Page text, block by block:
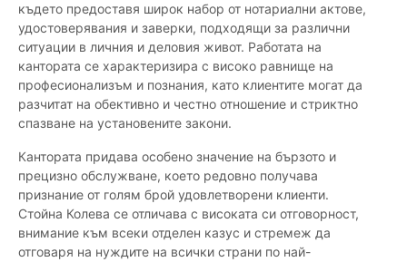
където предоставя широк набор от нотариални актове,
удостоверявания и заверки, подходящи за различни
ситуации в личния и деловия живот. Работата на
кантората се характеризира с високо равнище на
професионализъм и познания, като клиентите могат да
разчитат на обективно и честно отношение и стриктно
спазване на установените закони.
Кантората придава особено значение на бързото и
прецизно обслужване, което редовно получава
признание от голям брой удовлетворени клиенти.
Стойна Колева се отличава с високата си отговорност,
внимание към всеки отделен казус и стремеж да
отговаря на нуждите на всички страни по най-